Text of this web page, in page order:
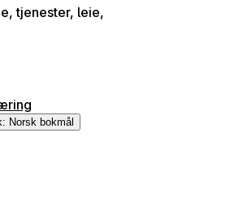
tjenester, leie,
: Norsk bokmål